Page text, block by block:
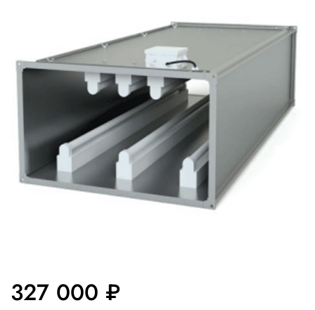
327 000 ₽